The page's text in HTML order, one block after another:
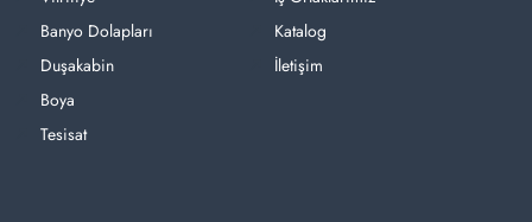
Katalog
İletişim
Banyo Dolapları
Duşakabin
Boya
Tesisat